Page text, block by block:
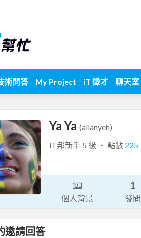
術問答 My Project iT 徵才 聊天室
Ya Ya (allanyeh)
iT邦新手 5 級 ‧ 點數 225
個人背景
1
發問
邀請回答